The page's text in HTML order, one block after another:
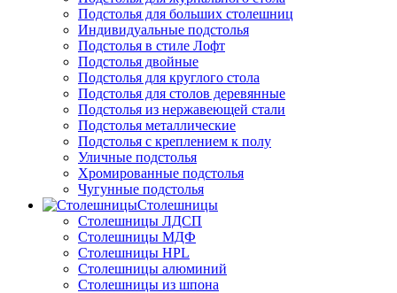
Подстолья для больших столешниц
Индивидуальные подстолья
Подстолья в стиле Лофт
Подстолья двойные
Подстолья для круглого стола
Подстолья для столов деревянные
Подстолья из нержавеющей стали
Подстолья металлические
Подстолья с креплением к полу
Уличные подстолья
Хромированные подстолья
Чугунные подстолья
Столешницы
Столешницы ЛДСП
Столешницы МДФ
Столешницы HPL
Столешницы алюминий
Столешницы из шпона